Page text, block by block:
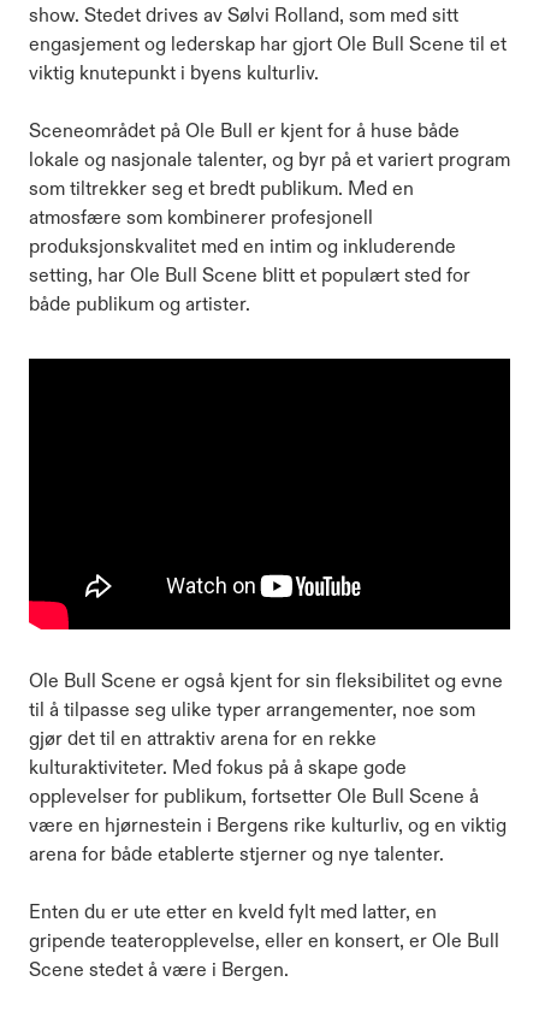
show. Stedet drives av Sølvi Rolland, som med sitt
engasjement og lederskap har gjort Ole Bull Scene til et
viktig knutepunkt i byens kulturliv.
Sceneområdet på Ole Bull er kjent for å huse både
lokale og nasjonale talenter, og byr på et variert program
som tiltrekker seg et bredt publikum. Med en
atmosfære som kombinerer profesjonell
produksjonskvalitet med en intim og inkluderende
setting, har Ole Bull Scene blitt et populært sted for
både publikum og artister.
Ole Bull Scene er også kjent for sin fleksibilitet og evne
til å tilpasse seg ulike typer arrangementer, noe som
gjør det til en attraktiv arena for en rekke
kulturaktiviteter. Med fokus på å skape gode
opplevelser for publikum, fortsetter Ole Bull Scene å
være en hjørnestein i Bergens rike kulturliv, og en viktig
arena for både etablerte stjerner og nye talenter.
Enten du er ute etter en kveld fylt med latter, en
gripende teateropplevelse, eller en konsert, er Ole Bull
Scene stedet å være i Bergen.